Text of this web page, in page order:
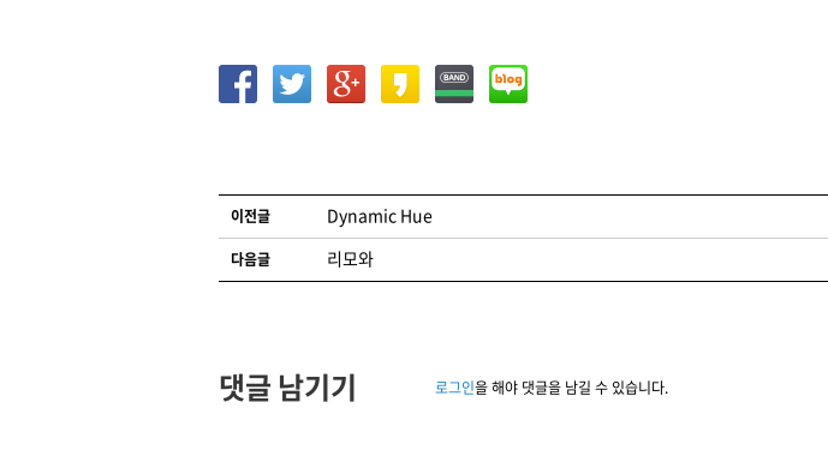
글 네비게이션
이전글 Dynamic Hue
다음글 리모와
댓글 남기기 로그인을 해야 댓글을 남길 수 있습니다.